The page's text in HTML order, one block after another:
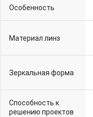
Особенность
Материал линз
Зеркальная форма
Способность к
решению проектов